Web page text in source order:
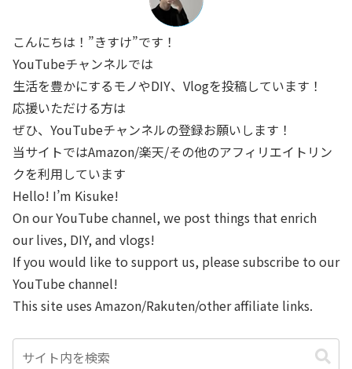
こんにちは！”きすけ”です！
YouTubeチャンネルでは
生活を豊かにするモノやDIY、Vlogを投稿しています！
応援いただける方は
ぜひ、YouTubeチャンネルの登録お願いします！
当サイトではAmazon/楽天/その他のアフィリエイトリン
クを利用しています
Hello! I’m Kisuke!
On our YouTube channel, we post things that enrich
our lives, DIY, and vlogs!
If you would like to support us, please subscribe to our
YouTube channel!
This site uses Amazon/Rakuten/other affiliate links.